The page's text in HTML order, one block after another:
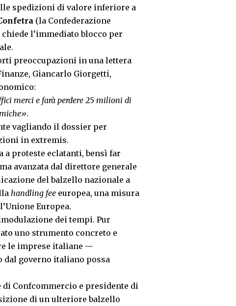
spedizioni di valore inferiore a
(la Confederazione
l’immediato blocco per
preoccupazioni in una lettera
Giancarlo Giorgetti,
merci e farà perdere 25 milioni di
vagliando il dossier per
in extremis.
a proteste eclatanti, bensì far
avanzata dal direttore generale
del balzello nazionale a
handling fee europea, una misura
Europea.
dei tempi. Pur
uno strumento concreto e
le imprese italiane —
dal governo italiano possa
di Confcommercio e presidente di
di un ulteriore balzello